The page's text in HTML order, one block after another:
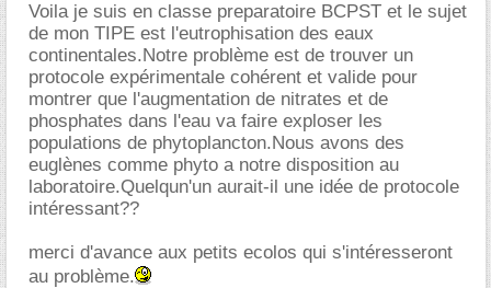
Voila je suis en classe preparatoire BCPST et le sujet
de mon TIPE est l'eutrophisation des eaux
continentales.Notre problème est de trouver un
protocole expérimentale cohérent et valide pour
montrer que l'augmentation de nitrates et de
phosphates dans l'eau va faire exploser les
populations de phytoplancton.Nous avons des
euglènes comme phyto a notre disposition au
laboratoire.Quelqun'un aurait-il une idée de protocole
intéressant??
merci d'avance aux petits ecolos qui s'intéresseront
au problème.